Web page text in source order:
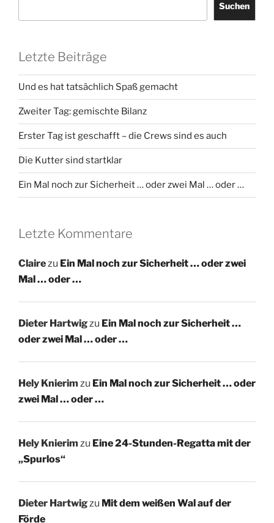
Suchen
Letzte Beiträge
Und es hat tatsächlich Spaß gemacht
Zweiter Tag: gemischte Bilanz
Erster Tag ist geschafft – die Crews sind es auch
Die Kutter sind startklar
Ein Mal noch zur Sicherheit … oder zwei Mal … oder …
Letzte Kommentare
Clairezu Ein Mal noch zur Sicherheit … oder zwei
Mal … oder …
Dieter Hartwigzu Ein Mal noch zur Sicherheit …
oder zwei Mal … oder …
Hely Knierim zu Ein Mal noch zur Sicherheit … oder
zwei Mal … oder …
Hely Knierim zu Eine 24-Stunden-Regatta mit der
„Spurlos“
Dieter Hartwigzu Mit dem weißen Wal auf der
Förde